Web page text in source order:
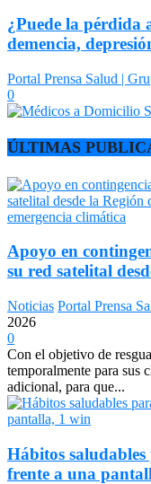
¿Puede la pérdida
demencia,
Portal Prensa Salud |
0
ÚLTIMAS
Apoyo en
su red satelital
Noticias Portal Prensa
2026
0
Con el objetivo de
temporalmente para sus
adicional, para que...
Hábitos
frente a una